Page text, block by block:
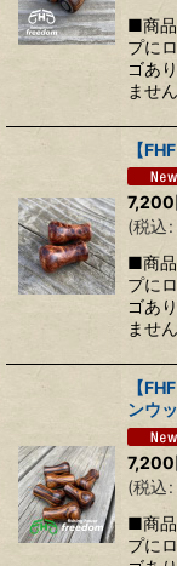
■商品
プに
ゴあ
ませ
【
7,200
(税込:
■商品
プに
ゴあ
ませ
【
ンウ
7,200
(税込:
■商品
プに